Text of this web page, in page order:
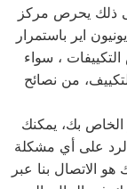
ذلك يحرص مركز
اير باستمرار
، سواء
من نصائح
بك، يمكنك
على أي مشكلة
الاتصال بنا عبر